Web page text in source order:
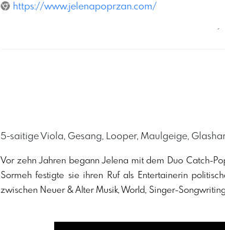
https://www.jelenapoprzan.com/
´
5-saitige Viola, Gesang, Looper, Maulgeige,
Vor zehn Jahren begann Jelena mit dem Duo Catch-
Sormeh festigte sie ihren Ruf als Entertainerin
zwischen Neuer & Alter Musik, World, Singer-